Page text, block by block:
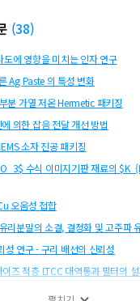
(38)
에 영향을 미치는 인자 연구
Ag Paste 의 특성 변화
분 가열 저온 Hermetic 패키징
의한 잡음 전달 개선 방법
소자 진공 패키징
수식 이미지기판 재료의
오옴성 접합
리분말의 소결, 결정화 및 고주파
성 연구 - 구리 배선의 신뢰성
즈 적층 LTCC 대역통과 필터의
UBM 및 Sn-Ag 솔더 범프 형성방법